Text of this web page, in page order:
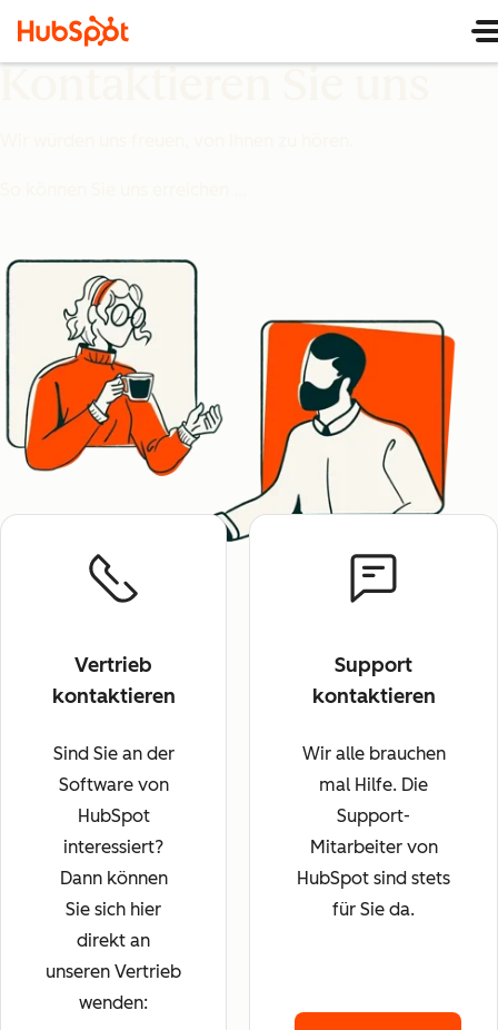
Vertrieb
kontaktieren
Sind Sie an der
Software von
HubSpot
interessiert?
Dann können
Sie sich hier
direkt an
unseren Vertrieb
wenden:
Support
kontaktieren
Wir alle brauchen
mal Hilfe. Die
Support-
Mitarbeiter von
HubSpot sind stets
für Sie da.